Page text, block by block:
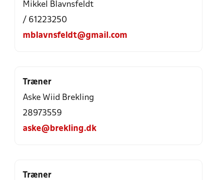
Mikkel Blavnsfeldt
/ 61223250
mblavnsfeldt@gmail.com
Træner
Aske Wiid Brekling
28973559
aske@brekling.dk
Træner